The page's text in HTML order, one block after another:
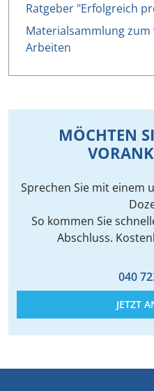
Ratgeber "Erfolgreich
Materialsammlung
Arbeiten
MÖCHTEN
Sprechen Sie mit einem
So kommen Sie
Abschluss.
040
JETZT